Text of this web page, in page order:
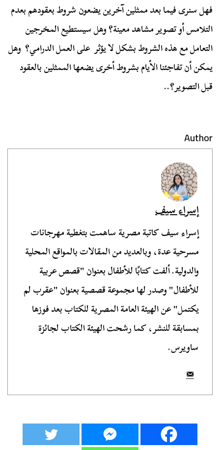
فهل سنرى فيما بعد ممثلين آخرين يضعون شروط بعقودهم بعدم
التلامس أو تصوير مشاهد معينة؟ وهل سيستطيع المخرجين
التعامل مع هذه الشروط بشكل لا يؤثر على العمل الدرامي؟ وهل
يمكن أن تفاجئنا الأيام بشروط أخرى يضعها الممثلين بالعقود
قبل التصوير؟..
Author
إسراء سيف
إسراء سيف كاتبة مصرية ساهمت بتغطية مهرجانات
مسرحية عدة، وبالعديد من المقالات بالمواقع المحلية
والدولية. ألفت كتابًا للأطفال بعنوان "قصص عربية
للأطفال" وصدر لها مجموعة قصصية بعنوان "عقرب لم
يكتمل" عن الهيئة العامة المصرية للكتاب بعد فوزها
بمسابقة للنشر، كما رشحت الهيئة الكتاب لجائزة
ساويرس.